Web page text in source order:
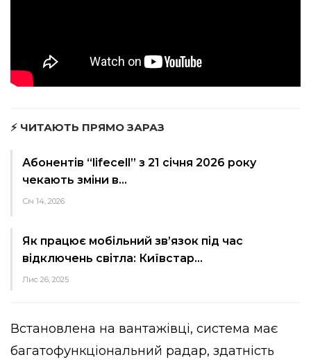
⚡ ЧИТАЮТЬ ПРЯМО ЗАРАЗ
Абонентів “lifecell” з 21 січня 2026 року
чекають зміни в…
Січ 14, 2026
Як працює мобільний зв’язок під час
відключень світла: Київстар…
Лис 26, 2025
Встановлена на вантажівці, система має
багатофункціональний радар, здатність